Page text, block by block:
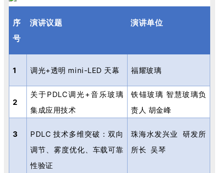
序
号
演讲议题 演讲单位
1 调光+透明 mini-LED 天幕 福耀玻璃
2
关于PDLC调光+音乐玻璃
集成应用技术
铁锚玻璃 智慧玻璃负
责人 胡金峰
3 PDLC技术多维突破：双向
调节、雾度优化、车载可靠
性验证
珠海水发兴业
研发所
所长 吴琴